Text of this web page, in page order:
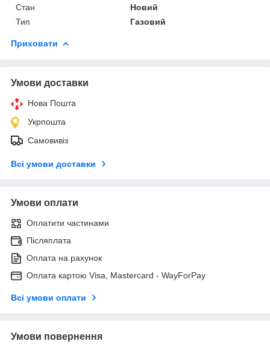
Стан
Новий
Тип
Газовий
Приховати
Умови доставки
Нова Пошта
Укрпошта
Самовивіз
Всі умови доставки
Умови оплати
Оплатити частинами
Післяплата
Оплата на рахунок
Оплата картою Visa, Mastercard - WayForPay
Всі умови оплати
Умови повернення